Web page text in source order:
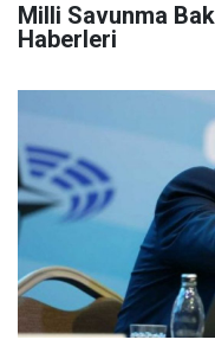
Milli Savunma
Haberleri